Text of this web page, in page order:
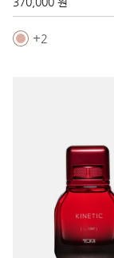
2